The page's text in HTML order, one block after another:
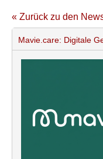
« Zurück zu den
Mavie.care: Digitale